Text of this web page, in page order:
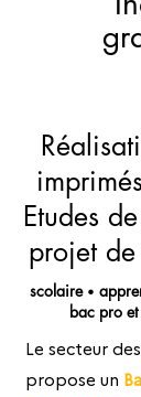
Etudes
projet
scolaire •
bac pro et
Le secteur
propose un